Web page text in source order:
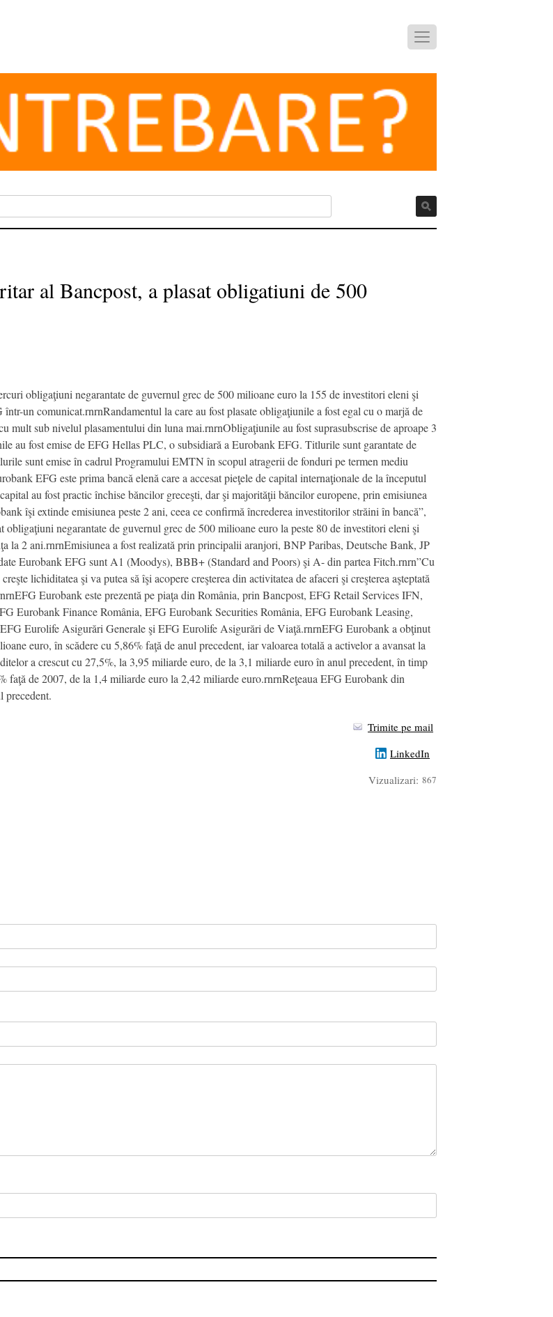
al Bancpost, a plasat obligatiuni de 500
obligaţiuni negarantate de guvernul grec de 500 milioane euro la 155 de investitori eleni şi
un comunicat.rnrnRandamentul la care au fost plasate obligaţiunile a fost egal cu o marjă de
mult sub nivelul plasamentului din luna mai.rnrnObligaţiunile au fost suprasubscrise de aproape 3
au fost emise de EFG Hellas PLC, o subsidiară a Eurobank EFG. Titlurile sunt garantate de
sunt emise în cadrul Programului EMTN în scopul atragerii de fonduri pe termen mediu
EFG este prima bancă elenă care a accesat pieţele de capital internaţionale de la începutul
au fost practic închise băncilor greceşti, dar şi majorităţii băncilor europene, prin emisiunea
îşi extinde emisiunea peste 2 ani, ceea ce confirmă încrederea investitorilor străini în bancă”,
negarantate de guvernul grec de 500 milioane euro la peste 80 de investitori eleni şi
la 2 ani.rnrnEmisiunea a fost realizată prin principalii aranjori, BNP Paribas, Deutsche Bank, JP
Eurobank EFG sunt A1 (Moodys), BBB+ (Standard and Poors) şi A- din partea Fitch.rnrn”Cu
lichiditatea şi va putea să îşi acopere creşterea din activitatea de afaceri şi creşterea aşteptată
Eurobank este prezentă pe piaţa din România, prin Bancpost, EFG Retail Services IFN,
Eurobank Finance România, EFG Eurobank Securities România, EFG Eurobank Leasing,
Eurolife Asigurări Generale şi EFG Eurolife Asigurări de Viaţă.rnrnEFG Eurobank a obţinut
euro, în scădere cu 5,86% faţă de anul precedent, iar valoarea totală a activelor a avansat la
a crescut cu 27,5%, la 3,95 miliarde euro, de la 3,1 miliarde euro în anul precedent, în timp
faţă de 2007, de la 1,4 miliarde euro la 2,42 miliarde euro.rnrnReţeaua EFG Eurobank din
precedent.
Trimite pe mail
LinkedIn
Vizualizari: 867